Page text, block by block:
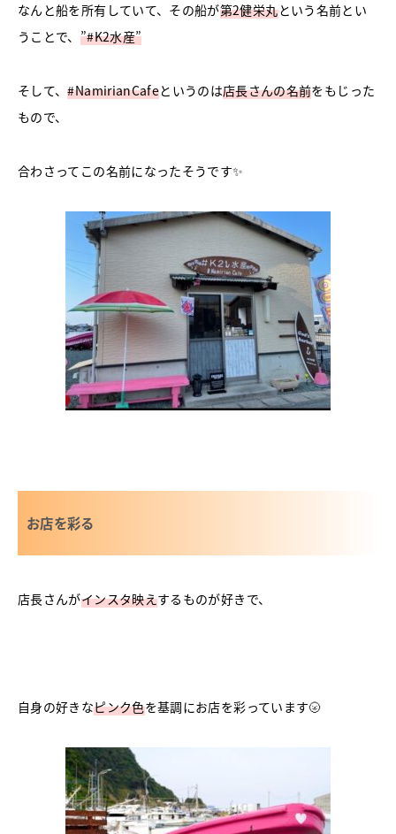
なんと船を所有していて、その船が第2健栄丸という名前とい
うことで、 ”#K2水産”
そして、#NamirianCafeというのは店長さんの名前をもじった
もので、
合わさってこの名前になったそうです✨
お店を彩る
店長さんがインスタ映えするものが好きで、
自身の好きなピンク色を基調にお店を彩っています🌝